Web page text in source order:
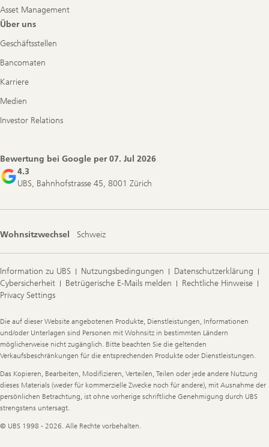
Asset Management
Über uns
Geschäftsstellen
Bancomaten
Karriere
Medien
Investor Relations
Bewertung bei Google per07. Jul 2026
4.3
UBS, Bahnhofstrasse 45, 8001 Zürich
Wohnsitzwechsel Schweiz
Information zu UBS Nutzungsbedingungen
Datenschutzerklärung
Cybersicherheit
Betrügerische E-Mails melden
Rechtliche Hinweise
Privacy Settings
Legal
Information
Die auf dieser Website angebotenen Produkte, Dienstleistungen, Informationen
und/oder Unterlagen sind Personen mit Wohnsitz in bestimmten Ländern
möglicherweise nicht zugänglich. Bitte beachten Sie die geltenden
Verkaufsbeschränkungen für die entsprechenden Produkte oder Dienstleistungen.
Das Kopieren, Bearbeiten, Modifizieren, Verteilen, Teilen oder jede andere Nutzung
dieses Materials (weder für kommerzielle Zwecke noch für andere), mit Ausnahme der
persönlichen Betrachtung, ist ohne vorherige schriftliche Genehmigung durch UBS
strengstens untersagt.
© UBS 1998 - 2026. Alle Rechte vorbehalten.